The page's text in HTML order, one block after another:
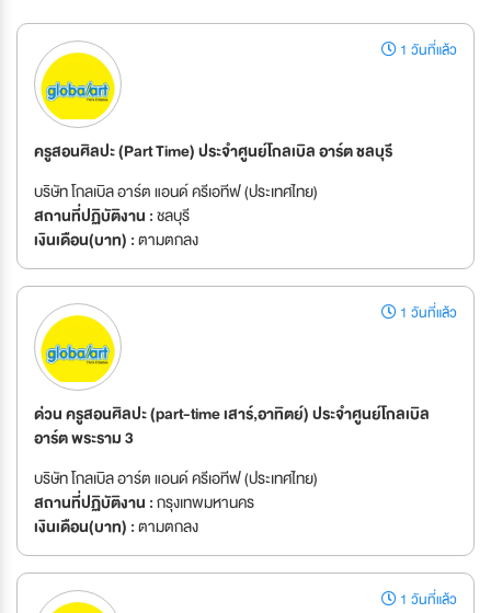
1 วันที่แล้ว
ครูสอนศิลปะ (Part Time) ประจำศูนย์โกลเบิล อาร์ต ชลบุรี
บริษัท โกลเบิล อาร์ต แอนด์ ครีเอทีฟ (ประเทศไทย)
สถานที่ปฏิบัติงาน :ชลบุรี
เงินเดือน(บาท) :ตามตกลง
1 วันที่แล้ว
ด่วน ครูสอนศิลปะ (part-time เสาร์,อาทิตย์) ประจำศูนย์โกลเบิล
อาร์ต พระราม 3
บริษัท โกลเบิล อาร์ต แอนด์ ครีเอทีฟ (ประเทศไทย)
สถานที่ปฏิบัติงาน :กรุงเทพมหานคร
เงินเดือน(บาท) :ตามตกลง
1 วันที่แล้ว